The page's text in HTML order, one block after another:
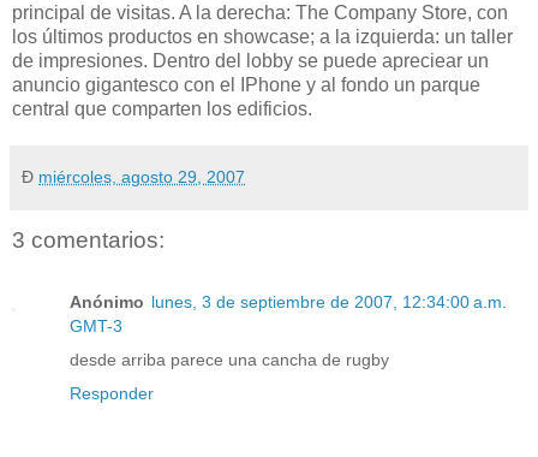
principal de visitas. A la derecha: The Company Store, con
los últimos productos en showcase; a la izquierda: un taller
de impresiones. Dentro del lobby se puede apreciear un
anuncio gigantesco con el IPhone y al fondo un parque
central que comparten los edificios.
Ð miércoles, agosto 29, 2007
3 comentarios:
Anónimo lunes, 3 de septiembre de 2007, 12:34:00 a.m.
GMT-3
desde arriba parece una cancha de rugby
Responder